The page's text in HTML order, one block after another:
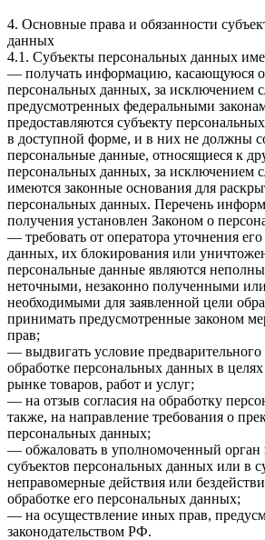
4. Основные права и обязанности
данных
4.1. Субъекты персональных данных
— получать информацию, касающуюся
персональных данных, за исключением
предусмотренных федеральными
предоставляются субъекту
в доступной форме, и в них не должны
персональные данные, относящиеся к
персональных данных, за исключением
имеются законные основания для
персональных данных. Перечень
получения установлен Законом о
— требовать от оператора уточнения
данных, их блокирования или
персональные данные являются
неточными, незаконно полученными
необходимыми для заявленной цели
принимать предусмотренные законом
прав;
— выдвигать условие предварительного
обработке персональных данных в
рынке товаров, работ и услуг;
— на отзыв согласия на обработку
также, на направление требования о
персональных данных;
— обжаловать в уполномоченный орган
субъектов персональных данных или в
неправомерные действия или
обработке его персональных данных;
— на осуществление иных прав,
законодательством РФ.